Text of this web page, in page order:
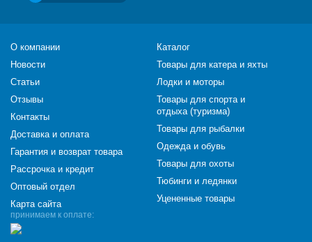
принимаем к оплате:
О компании
Новости
Статьи
Отзывы
Контакты
Доставка и оплата
Гарантия и возврат товара
Рассрочка и кредит
Оптовый отдел
Карта сайта
Каталог
Товары для катера и яхты
Лодки и моторы
Товары для спорта и
отдыха (туризма)
Товары для рыбалки
Одежда и обувь
Товары для охоты
Тюбинги и ледянки
Уцененные товары